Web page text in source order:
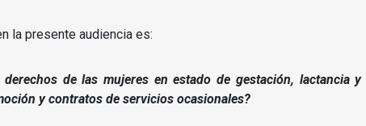
la presente audiencia es:
de las mujeres en estado de gestación, lactancia
y contratos de servicios ocasionales?